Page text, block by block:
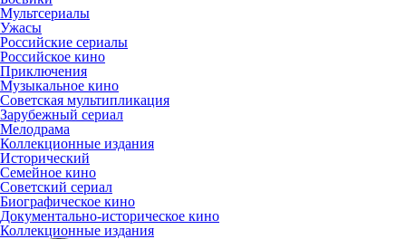
Мультсериалы
Ужасы
Российские сериалы
Российское кино
Приключения
Музыкальное кино
Советская мультипликация
Зарубежный сериал
Мелодрама
Коллекционные издания
Исторический
Семейное кино
Советский сериал
Биографическое кино
Документально-историческое кино
Коллекционные издания